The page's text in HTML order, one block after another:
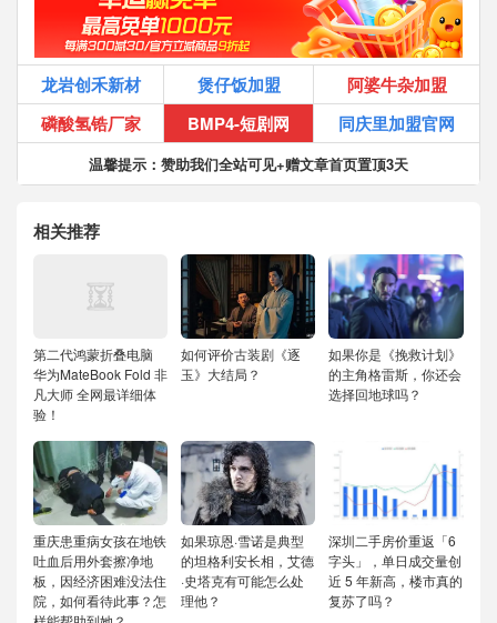
龙岩创禾新材 煲仔饭加盟
阿婆牛杂加盟
磷酸氢锆厂家
BMP4-短剧网 同庆里加盟官网
温馨提示：赞助我们全站可见+赠文章首页置顶3天
相关推荐
第二代鸿蒙折叠电脑
华为MateBook Fold 非
凡大师 全网最详细体
验！
如何评价古装剧《逐
玉》大结局？
如果你是《挽救计划》
的主角格雷斯，你还会
选择回地球吗？
重庆患重病女孩在地铁
吐血后用外套擦净地
板，因经济困难没法住
院，如何看待此事？怎
如果琼恩·雪诺是典型
的坦格利安长相，艾德
·史塔克有可能怎么处
理他？
深圳二手房价重返「6
字头」，单日成交量创
近 5 年新高，楼市真的
复苏了吗？